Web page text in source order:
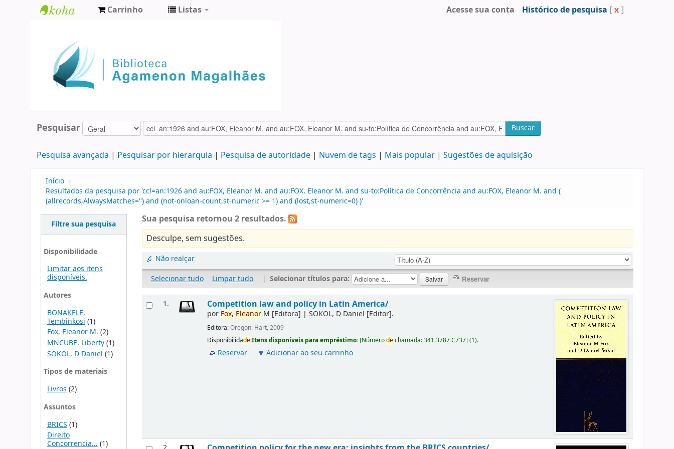
Agamenon
Magalhães
Carrinho Listas Acesse sua conta Histórico de pesquisa [ x ]
Pesquisar Buscar
Pesquisa avançada Pesquisar por hierarquia Pesquisa de autoridade Nuvem de tags Mais popular Sugestões de aquisição
Início ›
Resultados da pesquisa por 'ccl=an:1926 and au:FOX, Eleanor M. and au:FOX, Eleanor M. and su-to:Política de Concorrência and au:FOX, Eleanor M. and (
(allrecords,AlwaysMatches='') and (not-onloan-count,st-numeric >= 1) and (lost,st-numeric=0) )'
Filtre sua pesquisa
Disponibilidade
Limitar aos itens
disponíveis.
Autores
BONAKELE,
Tembinkosi (1)
Fox, Eleanor M.(2)
MNCUBE, Liberty(1)
SOKOL, D Daniel (1)
Tipos de materiais
Livros (2)
Assuntos
BRICS (1)
Direito
Concorrencia...(1)
Sua pesquisa retornou 2 resultados.
Desculpe, sem sugestões.
Não realçar
Selecionar tudo
Limpar tudo | Selecionar títulos para:
1. Competition law and policy in Latin America/
por Fox, Eleanor M [Editora] |SOKOL, D Daniel [Editor].
Editora:Oregon: Hart, 2009
Disponibilidade:Itens disponíveis para empréstimo: [Númerodechamada:341.3787 C737](1).
Reservar Adicionar ao seu carrinho